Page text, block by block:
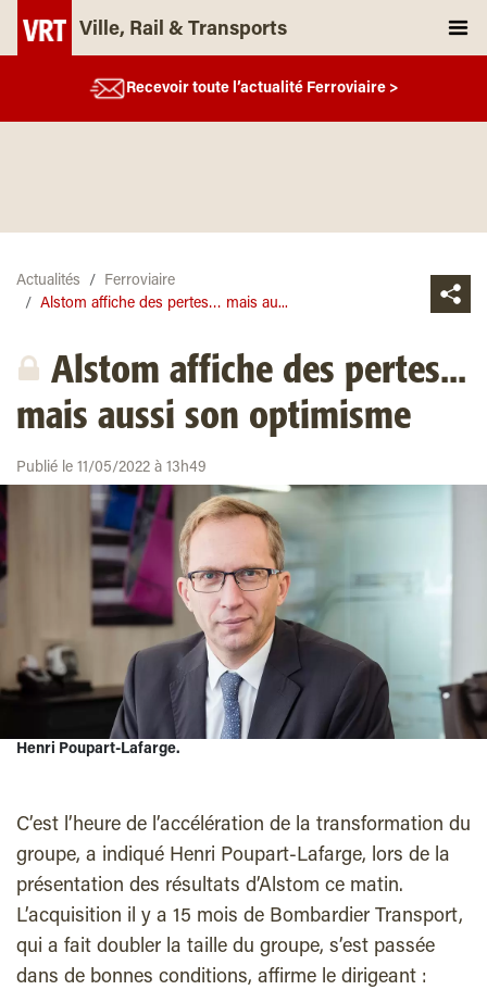
Ville, Rail & Transports
Recevoir toute l’actualité Ferroviaire >
Actualités
Ferroviaire
Alstom affiche des pertes… mais au...
Alstom affiche des pertes...
mais aussi son optimisme
Publié le 11/05/2022 à 13h49
Henri Poupart-Lafarge.
C’est l’heure de l’accélération de la transformation du
groupe, a indiqué Henri Poupart-Lafarge, lors de la
présentation des résultats d’Alstom ce matin.
L’acquisition il y a 15 mois de Bombardier Transport,
qui a fait doubler la taille du groupe, s’est passée
dans de bonnes conditions, affirme le dirigeant :